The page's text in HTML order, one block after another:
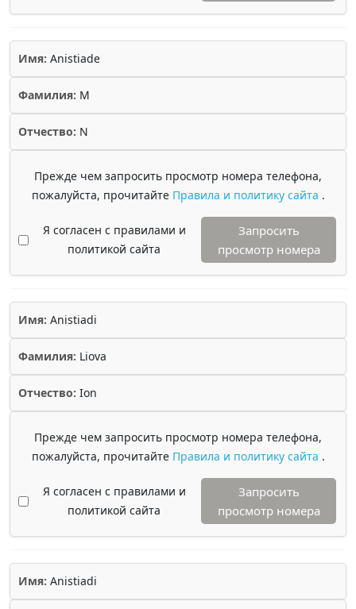
Имя: Anistiade
Фамилия: M
Отчество: N
Прежде чем запросить просмотр номера телефона,
пожалуйста, прочитайте Правила и политику сайта .
Я согласен с правилами и
политикой сайта
Запросить
просмотр номера
Имя: Anistiadi
Фамилия: Liova
Отчество: Ion
Прежде чем запросить просмотр номера телефона,
пожалуйста, прочитайте Правила и политику сайта .
Я согласен с правилами и
политикой сайта
Запросить
просмотр номера
Имя: Anistiadi